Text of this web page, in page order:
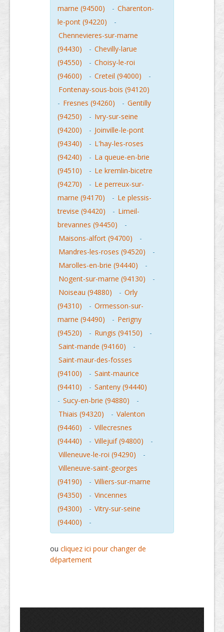
marne (94500)
- Charenton-
le-pont (94220)
-
Chennevieres-sur-marne
(94430)
- Chevilly-larue
(94550)
- Choisy-le-roi
(94600)
- Creteil (94000)
-
Fontenay-sous-bois (94120)
- Fresnes (94260) - Gentilly
(94250)
- Ivry-sur-seine
(94200)
- Joinville-le-pont
(94340)
- L'hay-les-roses
(94240)
- La queue-en-brie
(94510)
- Le kremlin-bicetre
(94270)
- Le perreux-sur-
marne (94170)
- Le plessis-
trevise (94420)
- Limeil-
brevannes (94450)
-
Maisons-alfort (94700)
-
Mandres-les-roses (94520)
-
Marolles-en-brie (94440)
-
Nogent-sur-marne (94130)
-
Noiseau (94880)
- Orly
(94310)
- Ormesson-sur-
marne (94490)
- Perigny
(94520)
- Rungis (94150)
-
Saint-mande (94160)
-
Saint-maur-des-fosses
(94100)
- Saint-maurice
(94410)
- Santeny (94440)
- Sucy-en-brie (94880)
-
Thiais (94320)
- Valenton
(94460)
- Villecresnes
(94440)
- Villejuif (94800)
-
Villeneuve-le-roi (94290)
-
Villeneuve-saint-georges
(94190)
- Villiers-sur-marne
(94350)
- Vincennes
(94300)
- Vitry-sur-seine
(94400)
-
ou cliquez ici pour changer de
département